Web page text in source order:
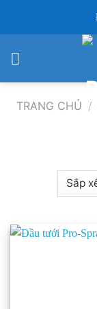
TRANG CHỦ /